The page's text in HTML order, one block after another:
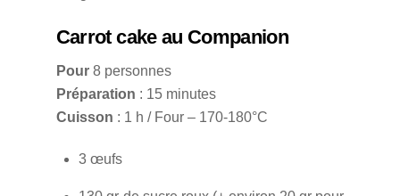
Carrot cake au Companion
Pour8 personnes
Préparation : 15 minutes
Cuisson : 1 h / Four – 170-180°C
3 œufs